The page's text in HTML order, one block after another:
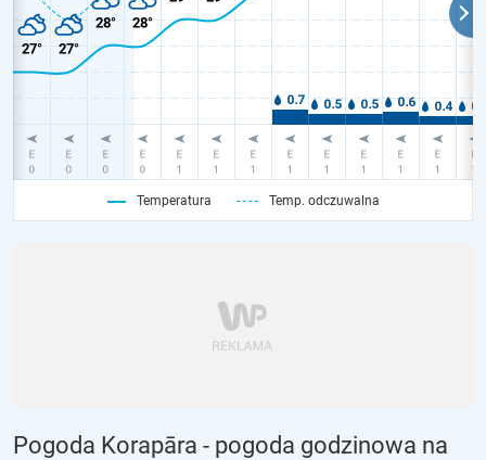
Temperatura Temp. odczuwalna
Pogoda Korapāra - pogoda godzinowa na